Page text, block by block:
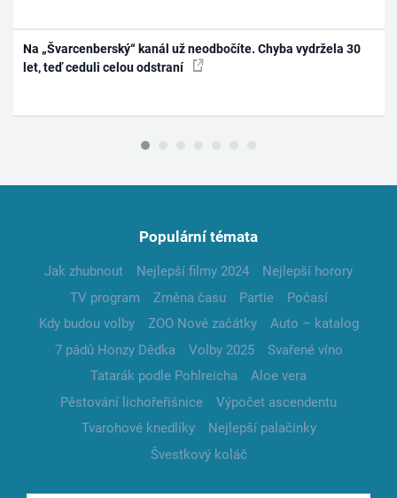
Na „Švarcenberský“ kanál už neodbočíte. Chyba vydržela 30
let, teď ceduli celou odstraní
Populární témata
Jak zhubnout Nejlepší filmy 2024
Nejlepší horory
TV program
Změna času Partie
Počasí
Kdy budou volby
ZOO Nové začátky
Auto – katalog
7 pádů Honzy Dědka
Volby 2025
Svařené víno
Tatarák podle Pohlreicha
Aloe vera
Pěstování lichořeřišnice
Výpočet ascendentu
Tvarohové knedlíky
Nejlepší palačinky
Švestkový koláč